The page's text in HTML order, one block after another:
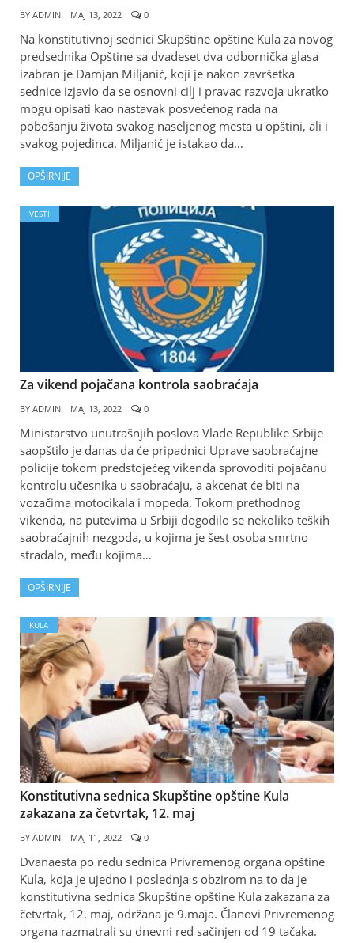
BY ADMIN МАЈ 13, 2022 0
Na konstitutivnoj sednici Skupštine opštine Kula za novog
predsednika Opštine sa dvadeset dva odbornička glasa
izabran je Damjan Miljanić, koji je nakon završetka
sednice izjavio da se osnovni cilj i pravac razvoja ukratko
mogu opisati kao nastavak posvećenog rada na
pobošanju života svakog naseljenog mesta u opštini, ali i
svakog pojedinca. Miljanić je istakao da…
OPŠIRNIJE
VESTI
Za vikend pojačana kontrola saobraćaja
BY ADMIN МАЈ 13, 2022 0
Ministarstvo unutrašnjih poslova Vlade Republike Srbije
saopštilo je danas da će pripadnici Uprave saobraćajne
policije tokom predstojećeg vikenda sprovoditi pojačanu
kontrolu učesnika u saobraćaju, a akcenat će biti na
vozačima motocikala i mopeda. Tokom prethodnog
vikenda, na putevima u Srbiji dogodilo se nekoliko teških
saobraćajnih nezgoda, u kojima je šest osoba smrtno
stradalo, među kojima…
OPŠIRNIJE
KULA
Konstitutivna sednica Skupštine opštine Kula
zakazana za četvrtak, 12. maj
BY ADMIN МАЈ 11, 2022 0
Dvanaesta po redu sednica Privremenog organa opštine
Kula, koja je ujedno i poslednja s obzirom na to da je
konstitutivna sednica Skupštine opštine Kula zakazana za
četvrtak, 12. maj, održana je 9.maja. Članovi Privremenog
organa razmatrali su dnevni red sačinjen od 19 tačaka.